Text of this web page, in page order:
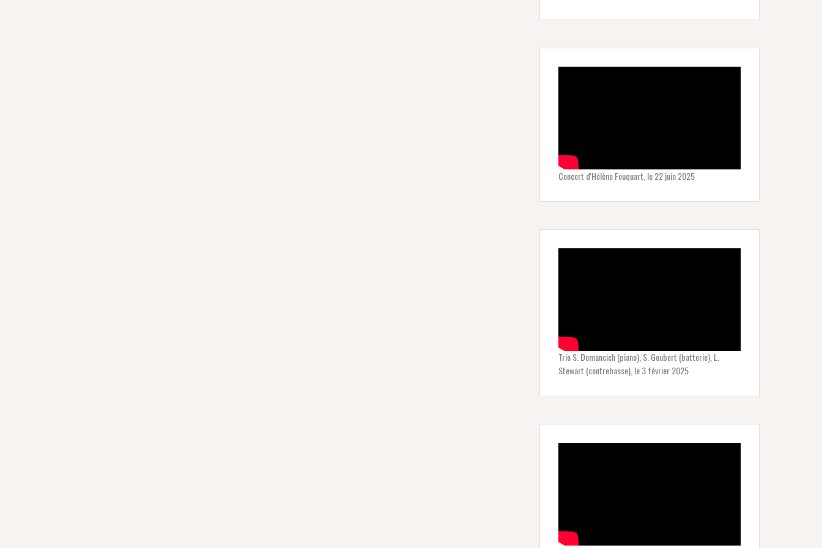
Concert d'Hélène Fouquart, le 22 juin 2025
Trio S. Domancich (piano), S. Goubert (batterie), L.
Stewart (contrebasse), le 3 février 2025